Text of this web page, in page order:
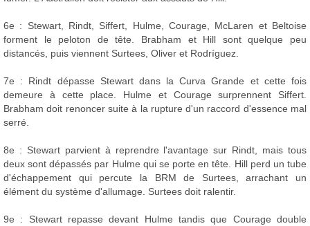
6e : Stewart, Rindt, Siffert, Hulme, Courage, McLaren et Beltoise
forment le peloton de tête. Brabham et Hill sont quelque peu
distancés, puis viennent Surtees, Oliver et Rodríguez.
7e : Rindt dépasse Stewart dans la Curva Grande et cette fois
demeure à cette place. Hulme et Courage surprennent Siffert.
Brabham doit renoncer suite à la rupture d'un raccord d'essence mal
serré.
8e : Stewart parvient à reprendre l'avantage sur Rindt, mais tous
deux sont dépassés par Hulme qui se porte en tête. Hill perd un tube
d'échappement qui percute la BRM de Surtees, arrachant un
élément du système d'allumage. Surtees doit ralentir.
9e : Stewart repasse devant Hulme tandis que Courage double